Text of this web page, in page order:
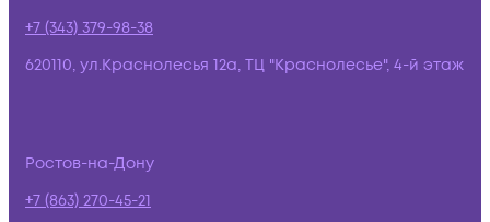
+7 (343) 379-98-38
620110, ул.Краснолесья 12а, ТЦ "Краснолесье", 4-й этаж
Ростов-на-Дону
+7 (863) 270-45-21